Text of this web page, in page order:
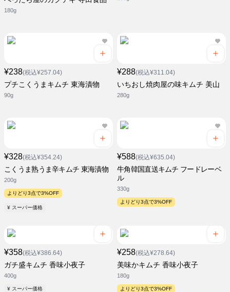
180g
¥238(税込¥257.04)
プチこくうまキムチ 東海漬物
90g
¥288(税込¥311.04)
いちおし焼肉屋の味キムチ 美山
280g
¥328(税込¥354.24)
こくうま熟うま辛キムチ 東海漬物
200g
よりどり3点で3%OFF
¥ スーパー価格
¥588(税込¥635.04)
牛角韓国直送キムチ フードレーベ
ル
330g
よりどり3点で3%OFF
¥358(税込¥386.64)
ガチ盛キムチ 香味小夜子
400g
¥ スーパー価格
¥258(税込¥278.64)
美味かキムチ 香味小夜子
180g
よりどり3点で3%OFF